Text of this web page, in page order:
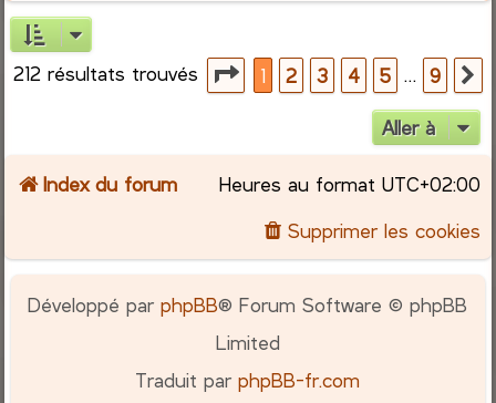
212 résultats trouvés Page1sur
1 2 3 4 5 … 9
Aller à
Index du forum Heures au format UTC+02:00
Supprimer les cookies
Développé parphpBB® Forum Software © phpBB
Limited
Traduit parphpBB-fr.com